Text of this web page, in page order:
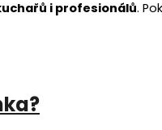
i profesionálů.